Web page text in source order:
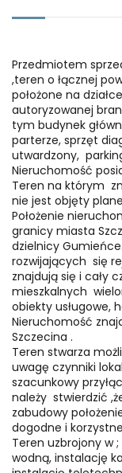
Przedmiotem
,teren o łącznej
położone na
autoryzowanej
tym budynek
parterze, sprzęt
utwardzony,
Nieruchomość
Teren na którym
nie jest objęty
Położenie
granicy miasta
dzielnicy
rozwijających się
znajdują się i cały
mieszkalnych
obiekty usługowe,
Nieruchomość
Szczecina .
Teren stwarza
uwagę czynniki
szacunkowy
należy stwierdzić
zabudowy
dogodne i
Teren uzbrojony w
wodną, instalację